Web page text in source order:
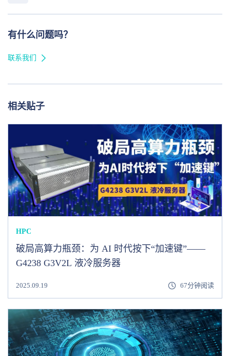
有什么问题吗？
联系我们
相关贴子
HPC
破局高算力瓶颈：为 AI 时代按下“加速键”——
G4238 G3V2L 液冷服务器
2025.09.19 67分钟阅读